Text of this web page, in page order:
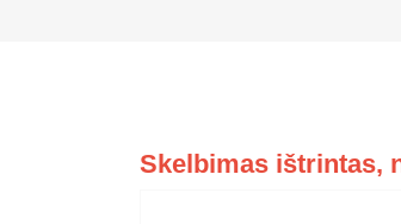
Skelbimas ištrintas,